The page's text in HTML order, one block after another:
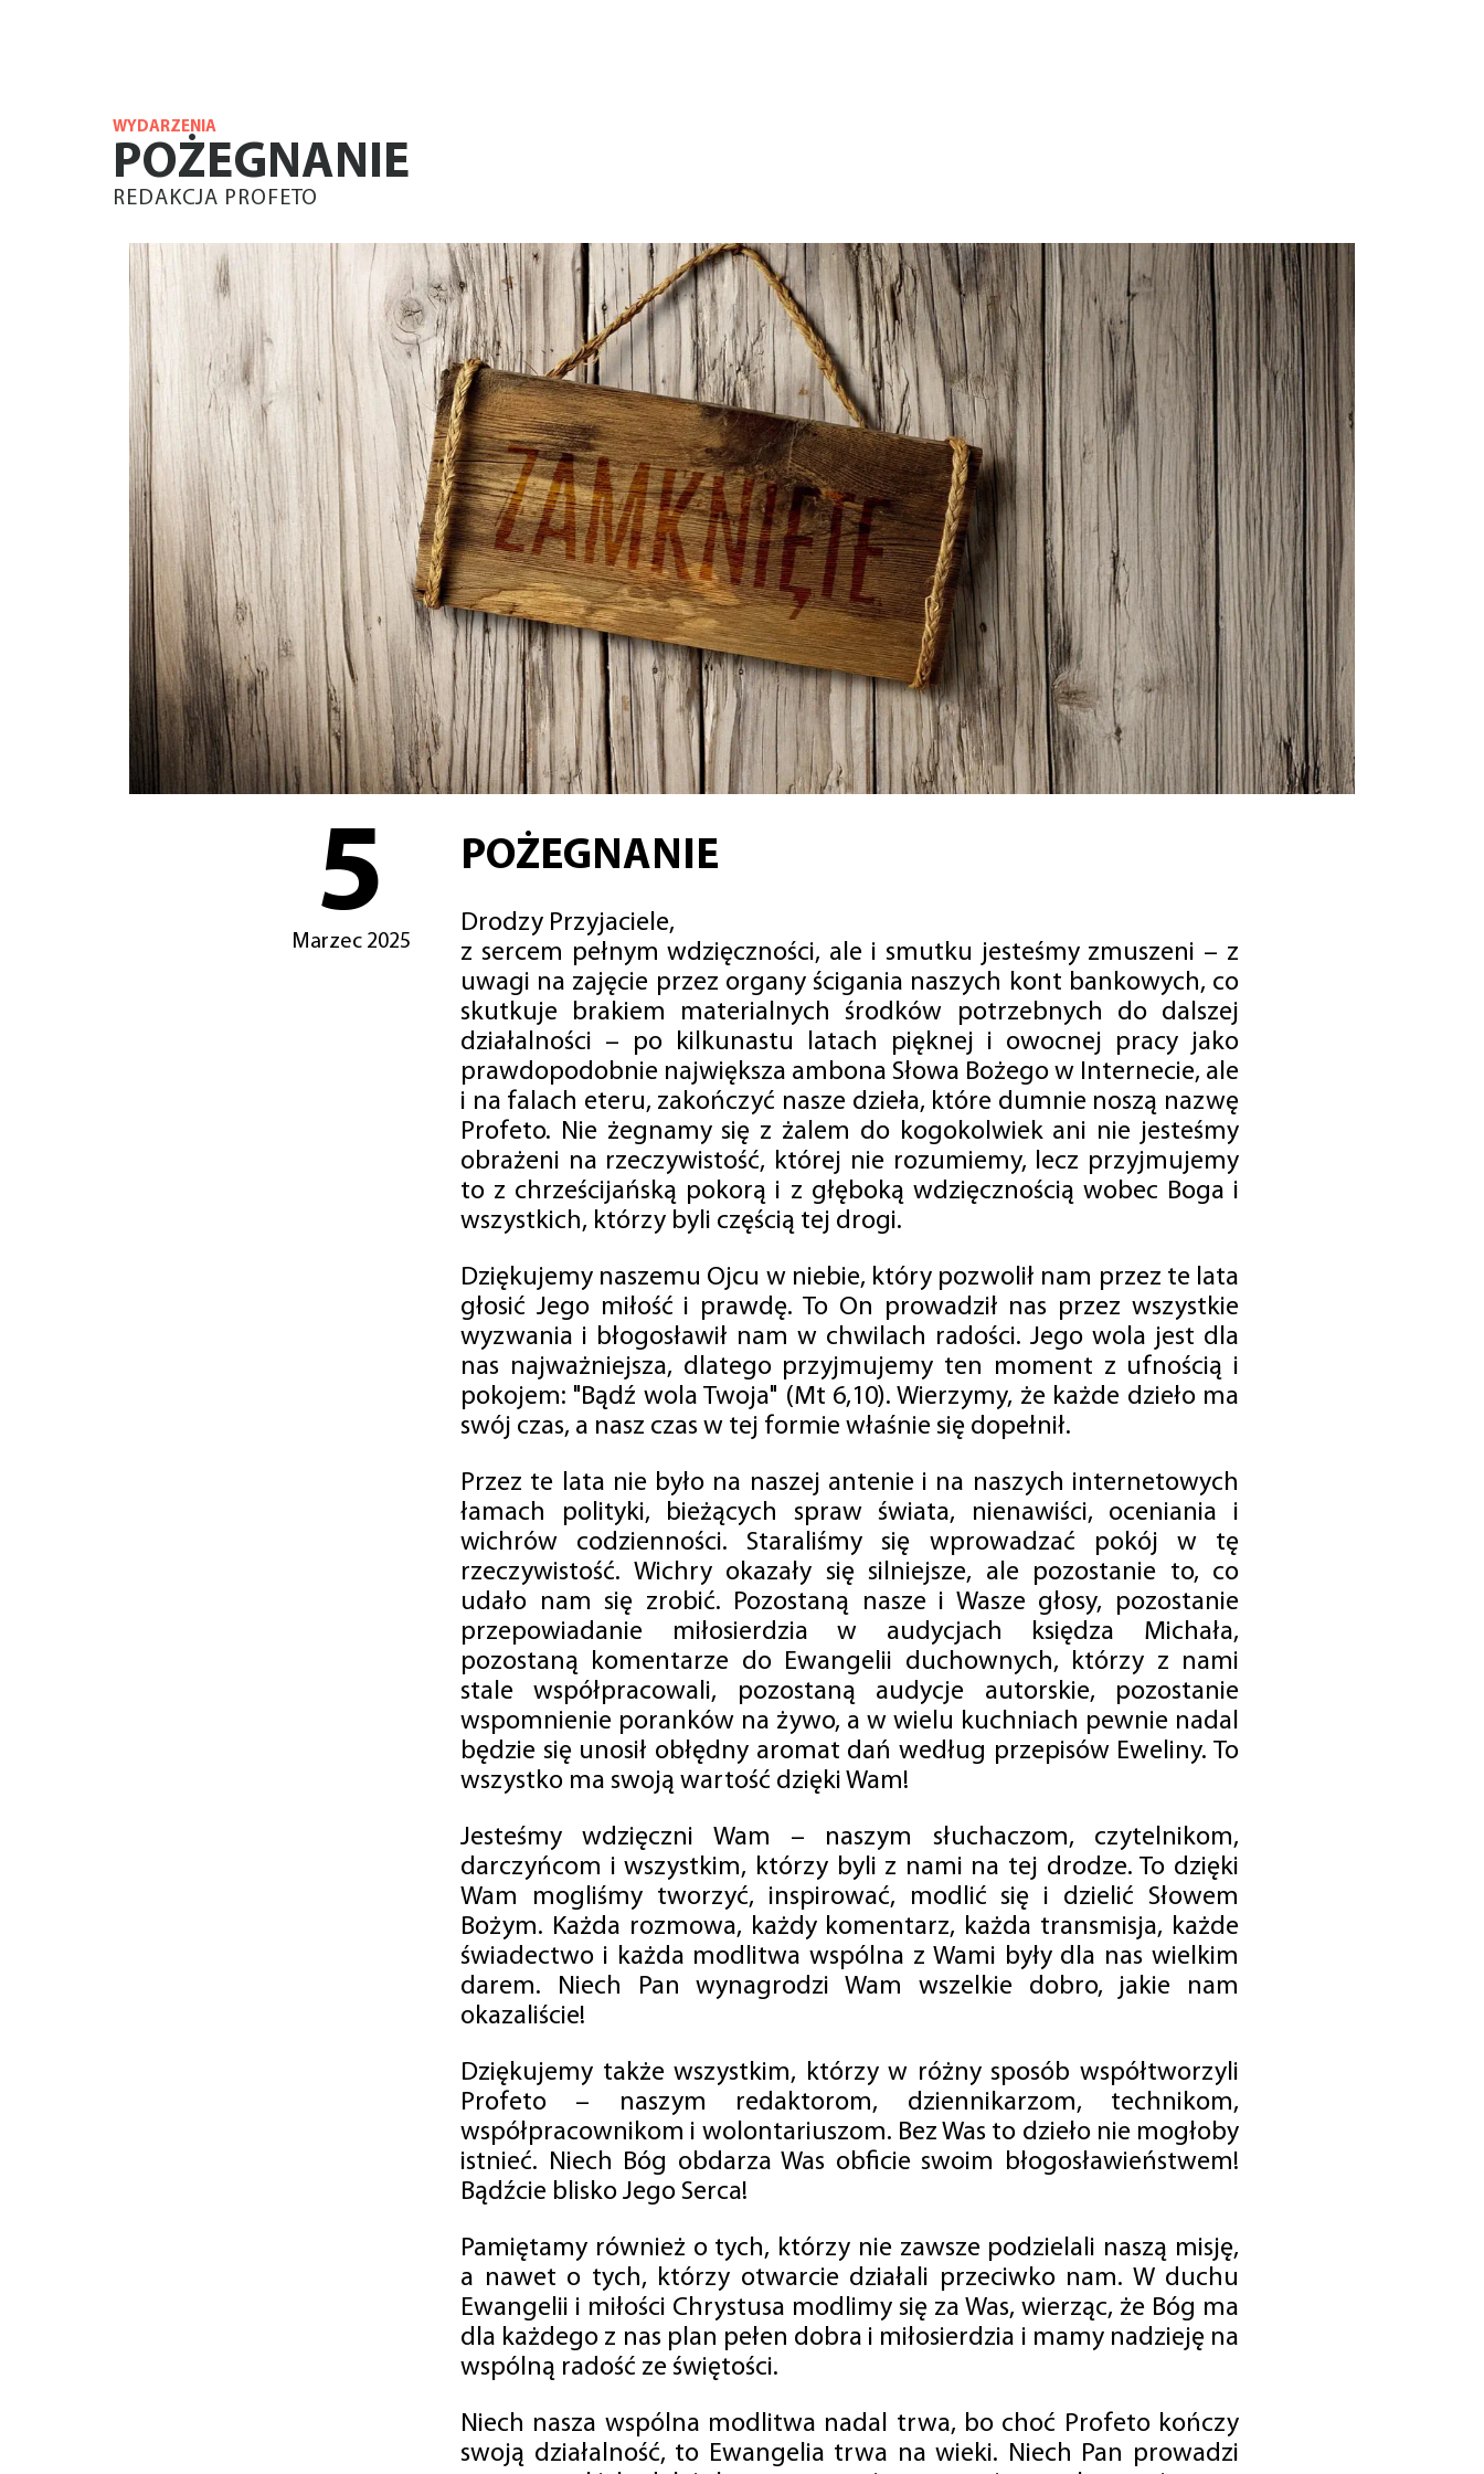
WYDARZENIA
POŻEGNANIE
REDAKCJA PROFETO
5
Marzec 2025
POŻEGNANIE
Drodzy Przyjaciele,
z sercem pełnym wdzięczności, ale i smutku jesteśmy zmuszeni – z
uwagi na zajęcie przez organy ścigania naszych kont bankowych, co
skutkuje brakiem materialnych środków potrzebnych do dalszej
działalności – po kilkunastu latach pięknej i owocnej pracy jako
prawdopodobnie największa ambona Słowa Bożego w Internecie, ale
i na falach eteru, zakończyć nasze dzieła, które dumnie noszą nazwę
Profeto. Nie żegnamy się z żalem do kogokolwiek ani nie jesteśmy
obrażeni na rzeczywistość, której nie rozumiemy, lecz przyjmujemy
to z chrześcijańską pokorą i z głęboką wdzięcznością wobec Boga i
wszystkich, którzy byli częścią tej drogi.
Dziękujemy naszemu Ojcu w niebie, który pozwolił nam przez te lata
głosić Jego miłość i prawdę. To On prowadził nas przez wszystkie
wyzwania i błogosławił nam w chwilach radości. Jego wola jest dla
nas najważniejsza, dlatego przyjmujemy ten moment z ufnością i
pokojem: "Bądź wola Twoja" (Mt 6,10). Wierzymy, że każde dzieło ma
swój czas, a nasz czas w tej formie właśnie się dopełnił.
Przez te lata nie było na naszej antenie i na naszych internetowych
łamach polityki, bieżących spraw świata, nienawiści, oceniania i
wichrów codzienności. Staraliśmy się wprowadzać pokój w tę
rzeczywistość. Wichry okazały się silniejsze, ale pozostanie to, co
udało nam się zrobić. Pozostaną nasze i Wasze głosy, pozostanie
przepowiadanie miłosierdzia w audycjach księdza Michała,
pozostaną komentarze do Ewangelii duchownych, którzy z nami
stale współpracowali, pozostaną audycje autorskie, pozostanie
wspomnienie poranków na żywo, a w wielu kuchniach pewnie nadal
będzie się unosił obłędny aromat dań według przepisów Eweliny. To
wszystko ma swoją wartość dzięki Wam!
Jesteśmy wdzięczni Wam – naszym słuchaczom, czytelnikom,
darczyńcom i wszystkim, którzy byli z nami na tej drodze. To dzięki
Wam mogliśmy tworzyć, inspirować, modlić się i dzielić Słowem
Bożym. Każda rozmowa, każdy komentarz, każda transmisja, każde
świadectwo i każda modlitwa wspólna z Wami były dla nas wielkim
darem. Niech Pan wynagrodzi Wam wszelkie dobro, jakie nam
okazaliście!
Dziękujemy także wszystkim, którzy w różny sposób współtworzyli
Profeto – naszym redaktorom, dziennikarzom, technikom,
współpracownikom i wolontariuszom. Bez Was to dzieło nie mogłoby
istnieć. Niech Bóg obdarza Was obficie swoim błogosławieństwem!
Bądźcie blisko Jego Serca!
Pamiętamy również o tych, którzy nie zawsze podzielali naszą misję,
a nawet o tych, którzy otwarcie działali przeciwko nam. W duchu
Ewangelii i miłości Chrystusa modlimy się za Was, wierząc, że Bóg ma
dla każdego z nas plan pełen dobra i miłosierdzia i mamy nadzieję na
wspólną radość ze świętości.
Niech nasza wspólna modlitwa nadal trwa, bo choć Profeto kończy
swoją działalność, to Ewangelia trwa na wieki. Niech Pan prowadzi